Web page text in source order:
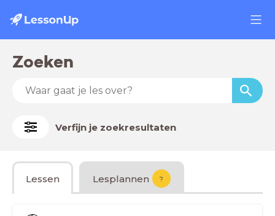
Zoeken
Verfijn je zoekresultaten
Lessen Lesplannen ?